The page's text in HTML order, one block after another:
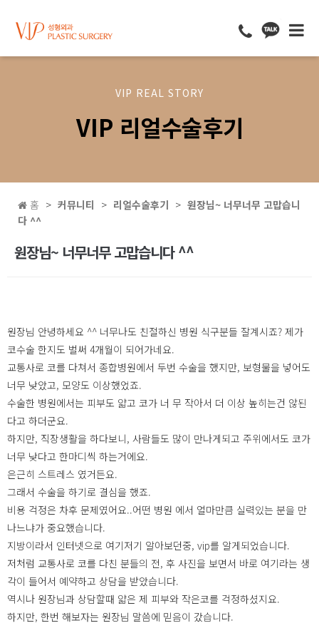
VIP REAL STORY
VIP 리얼수술후기
홈 커뮤니티 리얼수술후기
원장님~ 너무너무 고맙습니
다 ^^
원장님~ 너무너무 고맙습니다 ^^
원장님 안녕하세요 ^^ 너무나도 친절하신 병원 식구분들 잘계시죠? 제가
코수술 한지도 벌써 4개월이 되어가네요.
교통사로 코를 다쳐서 종합병원에서 두번 수술을 했지만, 보형물을 넣어도
너무 낮았고, 모양도 이상했었죠.
수술한 병원에서는 피부도 얇고 코가 너 무 작아서 더 이상 높히는건 않된
다고 하더군요.
하지만, 직장생활을 하다보니, 사람들도 많이 만나게되고 주위에서도 코가
너무 낮다고 한마디씩 하는거에요.
은근히 스트레스 였거든요.
그래서 수술을 하기로 결심을 했죠.
비용 걱정은 차후 문제였어요..어떤 병원 에서 얼마만큼 실력있는 분을 만
나느냐가 중요했습니다.
지방이라서 인터넷으로 여기저기 알아보던중, vip를 알게되었습니다.
저처럼 교통사로 코를 다친 분들의 전, 후 사진을 보면서 바로 여기라는 생
각이 들어서 예약하고 상담을 받았습니다.
역시나 원장님과 상담할때 얇은 제 피부와 작은코를 걱정하셨지요.
하지만, 한번 해보자는 원장님 말씀에 믿음이 갔습니다.